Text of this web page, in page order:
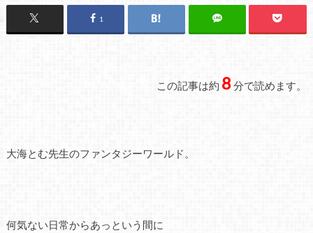
1
この記事は約 8分で読めます。
大海とむ先生のファンタジーワールド。
何気ない日常からあっという間に